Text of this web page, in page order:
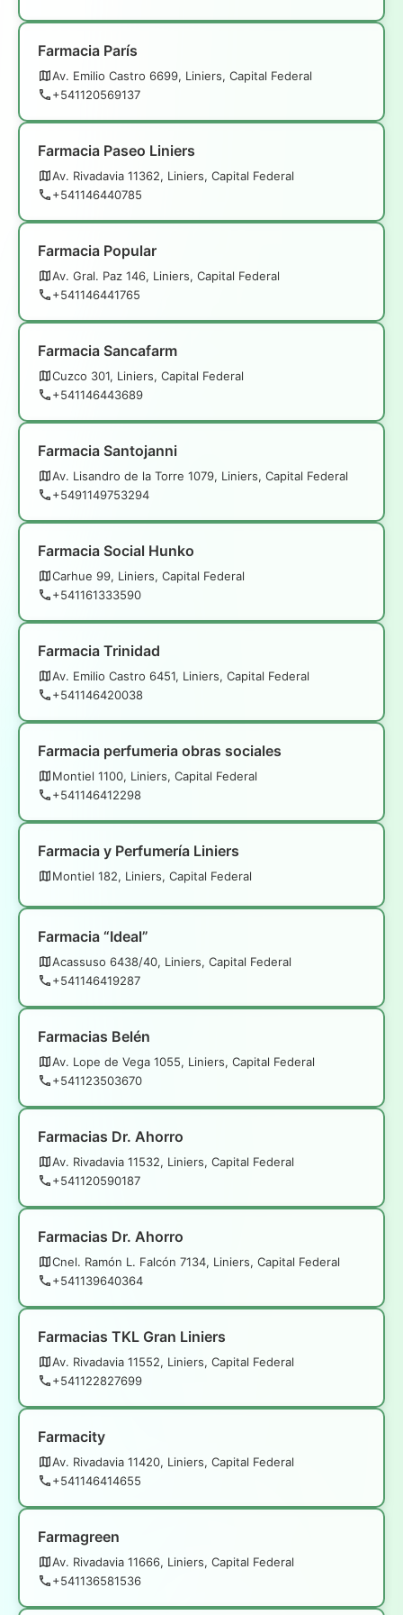
Farmacia París
Av. Emilio Castro 6699, Liniers, Capital Federal
+541120569137
Farmacia Paseo Liniers
Av. Rivadavia 11362, Liniers, Capital Federal
+541146440785
Farmacia Popular
Av. Gral. Paz 146, Liniers, Capital Federal
+541146441765
Farmacia Sancafarm
Cuzco 301, Liniers, Capital Federal
+541146443689
Farmacia Santojanni
Av. Lisandro de la Torre 1079, Liniers, Capital Federal
+5491149753294
Farmacia Social Hunko
Carhue 99, Liniers, Capital Federal
+541161333590
Farmacia Trinidad
Av. Emilio Castro 6451, Liniers, Capital Federal
+541146420038
Farmacia perfumeria obras sociales
Montiel 1100, Liniers, Capital Federal
+541146412298
Farmacia y Perfumería Liniers
Montiel 182, Liniers, Capital Federal
Farmacia “Ideal”
Acassuso 6438/40, Liniers, Capital Federal
+541146419287
Farmacias Belén
Av. Lope de Vega 1055, Liniers, Capital Federal
+541123503670
Farmacias Dr. Ahorro
Av. Rivadavia 11532, Liniers, Capital Federal
+541120590187
Farmacias Dr. Ahorro
Cnel. Ramón L. Falcón 7134, Liniers, Capital Federal
+541139640364
Farmacias TKL Gran Liniers
Av. Rivadavia 11552, Liniers, Capital Federal
+541122827699
Farmacity
Av. Rivadavia 11420, Liniers, Capital Federal
+541146414655
Farmagreen
Av. Rivadavia 11666, Liniers, Capital Federal
+541136581536